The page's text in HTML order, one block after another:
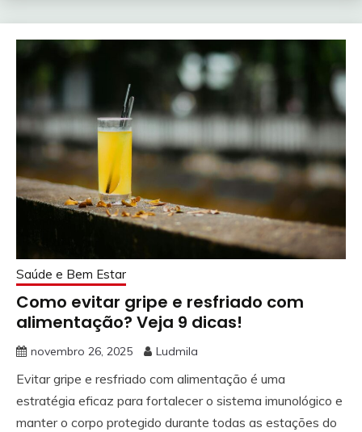
Saúde e Bem Estar
Como evitar gripe e resfriado com
alimentação? Veja 9 dicas!
novembro 26, 2025 Ludmila
Evitar gripe e resfriado com alimentação é uma
estratégia eficaz para fortalecer o sistema imunológico e
manter o corpo protegido durante todas as estações do